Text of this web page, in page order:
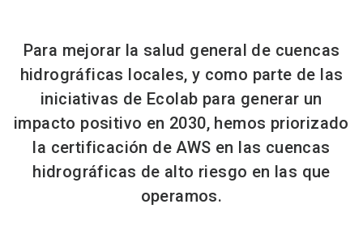
Para mejorar la salud general de cuencas
hidrográficas locales, y como parte de las
iniciativas de Ecolab para generar un
impacto positivo en 2030, hemos priorizado
la certificación de AWS en las cuencas
hidrográficas de alto riesgo en las que
operamos.​​​​​​​